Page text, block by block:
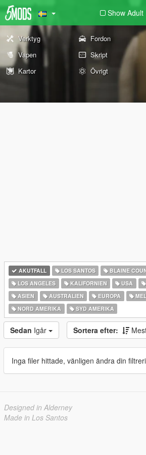
Show Adult
Verktyg Fordon
Vapen
Skript
Kartor
Övrigt
AKUTFALL LOS SANTOS BLAINE
LOS ANGELES
KALIFORNIEN USA
ASIEN
AUSTRALIEN EUROPA
NORD AMERIKA
SYD AMERIKA
Sedan Igår Sortera efter:
Inga filer hittade, vänligen ändra din
Designed in Alderney
Made in Los Santos